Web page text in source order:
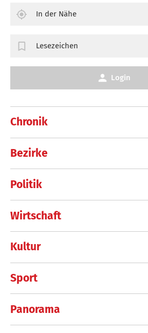
Chronik
Bezirke
Politik
Wirtschaft
Kultur
Sport
Panorama
In der Nähe
Lesezeichen
Login